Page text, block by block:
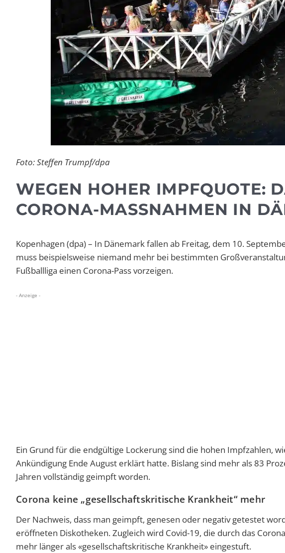
Foto: Steffen Trumpf/dpa
WEGEN HOHER IMPFQUOTE:
CORONA-MASSNAHMEN IN
Kopenhagen (dpa) – In Dänemark fallen ab Freitag, dem 10.
muss beispielsweise niemand mehr bei bestimmten
Fußballliga einen Corona-Pass vorzeigen.
- Anzeige -
Ein Grund für die endgültige Lockerung sind die hohen Impfzahlen,
Ankündigung Ende August erklärt hatte. Bislang sind mehr als 83
Jahren vollständig geimpft worden.
Corona keine „gesellschaftskritische Krankheit“ mehr
Der Nachweis, dass man geimpft, genesen oder negativ getestet
eröffneten Diskotheken. Zugleich wird Covid-19, die durch das
mehr länger als «gesellschaftskritische Krankheit» eingestuft.